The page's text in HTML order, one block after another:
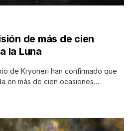
de más de cien
la Luna
de Kryoneri han confirmado que
en más de cien ocasiones…